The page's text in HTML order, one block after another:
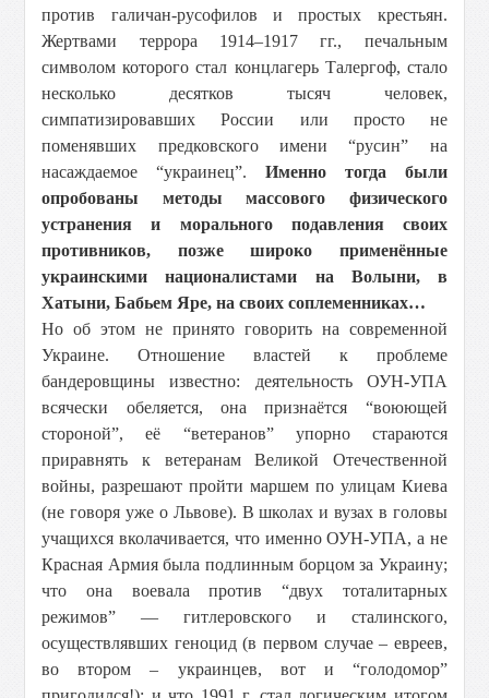
против галичан-русофилов и простых крестьян.
Жертвами террора 1914–1917 гг., печальным
символом которого стал концлагерь Талергоф, стало
несколько десятков тысяч человек,
симпатизировавших России или просто не
поменявших предковского имени “русин” на
насаждаемое “украинец”. Именно тогда были
опробованы методы массового физического
устранения и морального подавления своих
противников, позже широко применённые
украинскими националистами на Волыни, в
Хатыни, Бабьем Яре, на своих соплеменниках…
Но об этом не принято говорить на современной
Украине. Отношение властей к проблеме
бандеровщины известно: деятельность ОУН-УПА
всячески обеляется, она признаётся “воюющей
стороной”, её “ветеранов” упорно стараются
приравнять к ветеранам Великой Отечественной
войны, разрешают пройти маршем по улицам Киева
(не говоря уже о Львове). В школах и вузах в головы
учащихся вколачивается, что именно ОУН-УПА, а не
Красная Армия была подлинным борцом за Украину;
что она воевала против “двух тоталитарных
режимов” — гитлеровского и сталинского,
осуществлявших геноцид (в первом случае – евреев,
во втором – украинцев, вот и “голодомор”